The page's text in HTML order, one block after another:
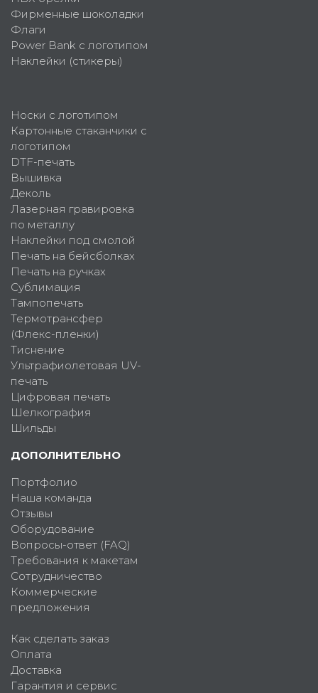
Фирменные шоколадки
Флаги
Power Bank с логотипом
Наклейки (стикеры)
Носки с логотипом
Картонные стаканчики с
логотипом
DTF-печать
Вышивка
Деколь
Лазерная гравировка
по металлу
Наклейки под смолой
Печать на бейсболках
Печать на ручках
Сублимация
Тампопечать
Термотрансфер
(Флекс-пленки)
Тиснение
Ультрафиолетовая UV-
печать
Цифровая печать
Шелкография
Шильды
ДОПОЛНИТЕЛЬНО
Портфолио
Наша команда
Отзывы
Оборудование
Вопросы-ответ (FAQ)
Требования к макетам
Сотрудничество
Коммерческие
предложения
Как сделать заказ
Оплата
Доставка
Гарантия и сервис